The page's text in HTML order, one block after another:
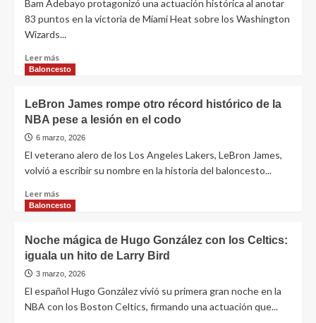
Bam Adebayo protagonizó una actuación histórica al anotar
83 puntos en la victoria de Miami Heat sobre los Washington
Wizards...
Leer más
Baloncesto
LeBron James rompe otro récord histórico de la
NBA pese a lesión en el codo
6 marzo, 2026
El veterano alero de los Los Angeles Lakers, LeBron James,
volvió a escribir su nombre en la historia del baloncesto...
Leer más
Baloncesto
Noche mágica de Hugo González con los Celtics:
iguala un hito de Larry Bird
3 marzo, 2026
El español Hugo González vivió su primera gran noche en la
NBA con los Boston Celtics, firmando una actuación que...